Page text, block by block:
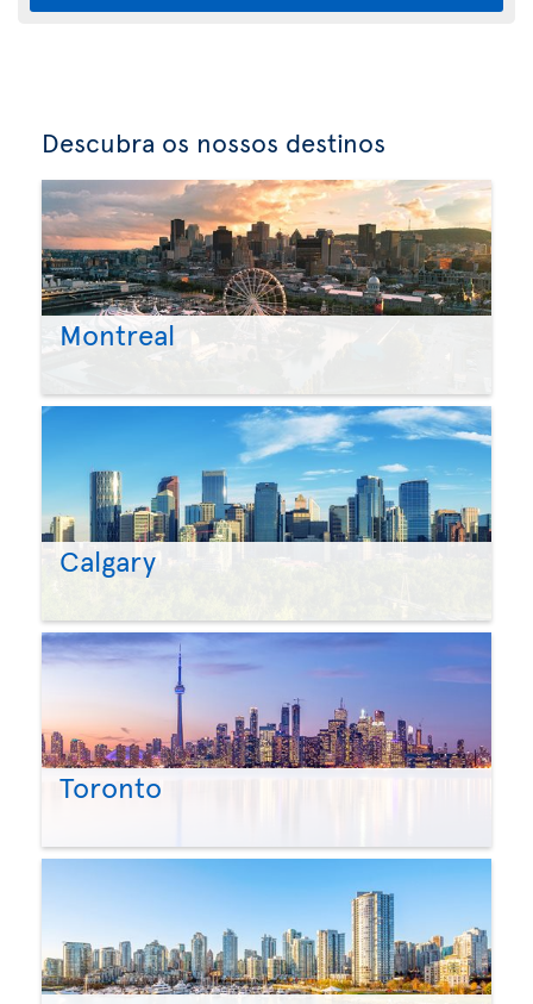
Descubra os nossos destinos
Montreal
Calgary
Toronto